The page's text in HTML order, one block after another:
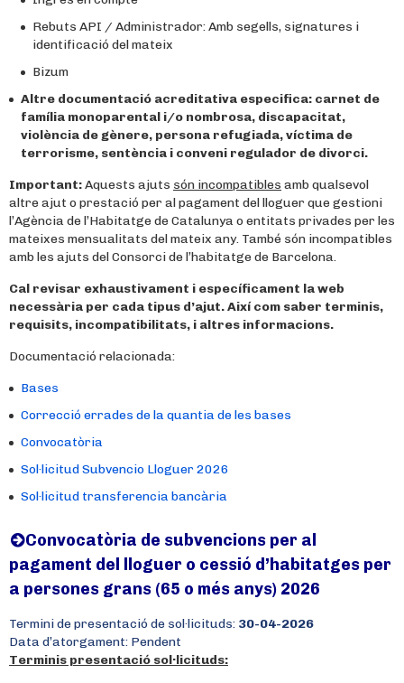
Rebuts API / Administrador: Amb segells, signatures i
identificació del mateix
Bizum
Altre documentació acreditativa especifica: carnet de
família monoparental i/o nombrosa, discapacitat,
violència de gènere, persona refugiada, víctima de
terrorisme, sentència i conveni regulador de divorci.
Important:Aquests ajuts són incompatibles amb qualsevol
altre ajut o prestació per al pagament del lloguer que gestioni
l’Agència de l’Habitatge de Catalunya o entitats privades per les
mateixes mensualitats del mateix any. També són incompatibles
amb les ajuts del Consorci de l’habitatge de Barcelona.
Cal revisar exhaustivament i específicament la web
necessària per cada tipus d’ajut. Així com saber terminis,
requisits, incompatibilitats, i altres informacions.
Documentació relacionada:
Bases
Correcció errades de la quantia de les bases
Convocatòria
Sol·licitud Subvencio Lloguer 2026
Sol·licitud transferencia bancària
Convocatòria de subvencions per al
pagament del lloguer o cessió d’habitatges per
a persones grans (65 o més anys) 2026
Termini de presentació de sol·licituds: 30-04-2026
Data d’atorgament: Pendent
Terminis presentació sol·licituds: